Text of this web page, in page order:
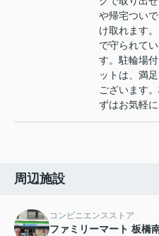
や帰宅つい
け取れます
で守られて
す。駐輪場
ットは、満
ございます
ずはお気軽に
周辺施設
コンビニエンスストア
ファミリーマート 板橋